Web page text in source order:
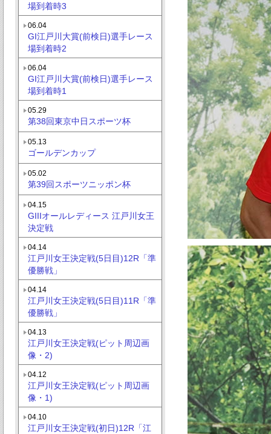
場到着時3
06.04
GI江戸川大賞(前検日)選手レース
場到着時2
06.04
GI江戸川大賞(前検日)選手レース
場到着時1
05.29
第38回東京中日スポーツ杯
05.13
ゴールデンカップ
05.02
第39回スポーツニッポン杯
04.15
GIIIオールレディース 江戸川女王
決定戦
04.14
江戸川女王決定戦(5日目)12R「準
優勝戦」
04.14
江戸川女王決定戦(5日目)11R「準
優勝戦」
04.13
江戸川女王決定戦(ピット周辺画
像・2)
04.12
江戸川女王決定戦(ピット周辺画
像・1)
04.10
江戸川女王決定戦(初日)12R「江